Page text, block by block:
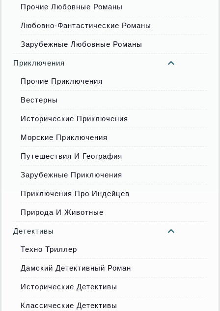
Прочие Любовные Романы
Любовно-Фантастические Романы
Зарубежные Любовные Романы
Приключения
Прочие Приключения
Вестерны
Исторические Приключения
Морские Приключения
Путешествия И География
Зарубежные Приключения
Приключения Про Индейцев
Природа И Животные
Детективы
Техно Триллер
Дамский Детективный Роман
Исторические Детективы
Классические Детективы